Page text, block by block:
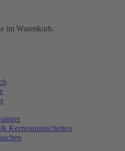
im Warenkorb.
Kerzenmanschetten